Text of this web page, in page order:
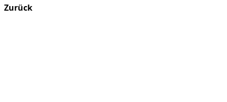
Zurück